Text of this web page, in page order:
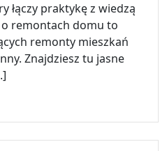
łączy praktykę z wiedzą
remontach domu to
remonty mieszkań
Znajdziesz tu jasne